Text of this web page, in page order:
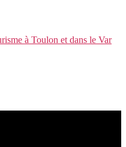
à Toulon et dans le Var